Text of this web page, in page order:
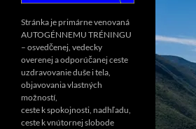
Stránka je primárne venovaná
AUTOGÉNNEMU TRÉNINGU
– osvedčenej, vedecky
overenej a odporúčanej ceste
uzdravovanie duše i tela,
objavovania vlastných
možností,
ceste k spokojnosti, nadhľadu,
ceste k vnútornej slobode